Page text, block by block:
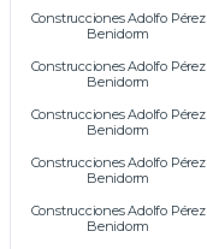
Construcciones Adolfo Pérez
Benidorm
Construcciones Adolfo Pérez
Benidorm
Construcciones Adolfo Pérez
Benidorm
Construcciones Adolfo Pérez
Benidorm
Construcciones Adolfo Pérez
Benidorm